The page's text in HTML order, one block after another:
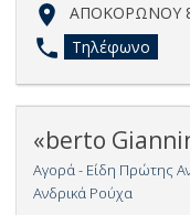
ΑΠΟΚΟΡΩΝΟΥ
Τηλέφωνο
«berto
Αγορά - Είδη Πρώτης
Ανδρικά Ρούχα